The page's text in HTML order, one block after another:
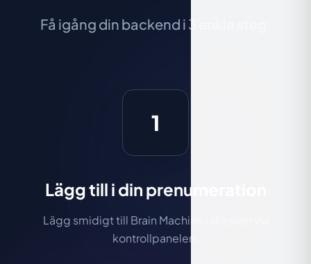
Få igång din backend i 3 enkla steg.
1
Lägg till i din prenumeration
Lägg smidigt till Brain Machine i din plan via
kontrollpanelen.